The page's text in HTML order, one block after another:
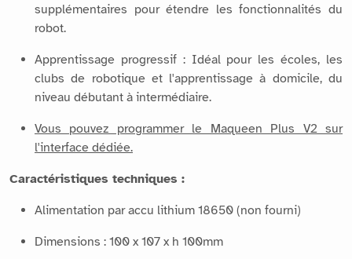
supplémentaires pour étendre les fonctionnalités du
robot.
Apprentissage progressif : Idéal pour les écoles, les
clubs de robotique et l'apprentissage à domicile, du
niveau débutant à intermédiaire.
Vous pouvez programmer le Maqueen Plus V2 sur
l'interface dédiée.
Caractéristiques techniques :
Alimentation par accu lithium 18650 (non fourni)
Dimensions : 100 x 107 x h 100mm